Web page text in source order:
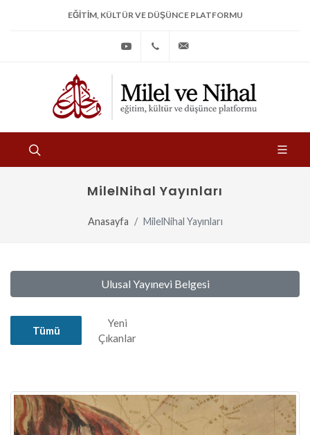
EĞITIM, KÜLTÜR VE DÜŞÜNCE PLATFORMU
Youtube +90
533
31
MilelNihal Yayınları
Anasayfa MilelNihal Yayınları
Ulusal Yayınevi Belgesi
Tümü
Yeni
Çıkanlar